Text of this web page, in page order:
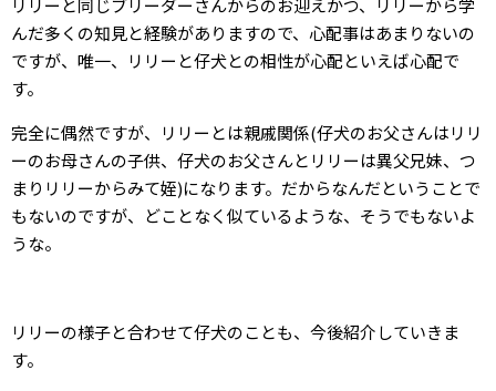
リリーと同じブリーダーさんからのお迎えかつ、リリーから学
んだ多くの知見と経験がありますので、心配事はあまりないの
ですが、唯一、リリーと仔犬との相性が心配といえば心配で
す。
完全に偶然ですが、リリーとは親戚関係(仔犬のお父さんはリリ
ーのお母さんの子供、仔犬のお父さんとリリーは異父兄妹、つ
まりリリーからみて姪)になります。だからなんだということで
もないのですが、どことなく似ているような、そうでもないよ
うな。
リリーの様子と合わせて仔犬のことも、今後紹介していきま
す。